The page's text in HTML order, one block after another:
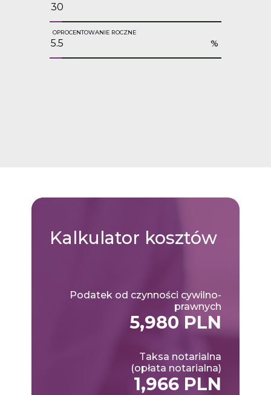
OPROCENTOWANIE ROCZNE
%
Kalkulator kosztów
Podatek od czynności cywilno-
prawnych
5,980 PLN
Taksa notarialna
(opłata notarialna)
1,966 PLN